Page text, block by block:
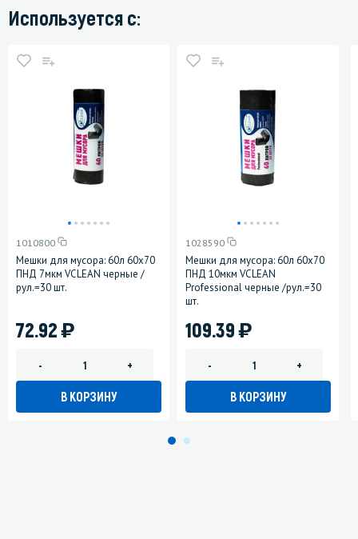
Используется с:
1010800
Мешки для мусора: 60л 60х70
ПНД 7мкм VCLEAN черные /
рул.=30 шт.
72.92)
- +
В КОРЗИНУ
1028590
Мешки для мусора: 60л 60х70
ПНД 10мкм VCLEAN
Professional черные /рул.=30
шт.
109.39)
- +
В КОРЗИНУ